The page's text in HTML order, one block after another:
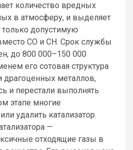
количество вредных
в атмосферу, и выделяет
допустимую
CO и CH. Срок службы
до 800 000–150 000
его сотовая структура
драгоценных металлов,
и перестали выполнять
этапе многие
удалить катализатор.
—
отходящие газы в